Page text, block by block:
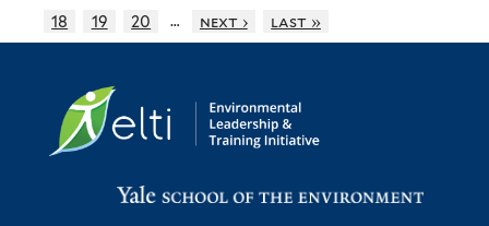
18
19 20 … next › last »